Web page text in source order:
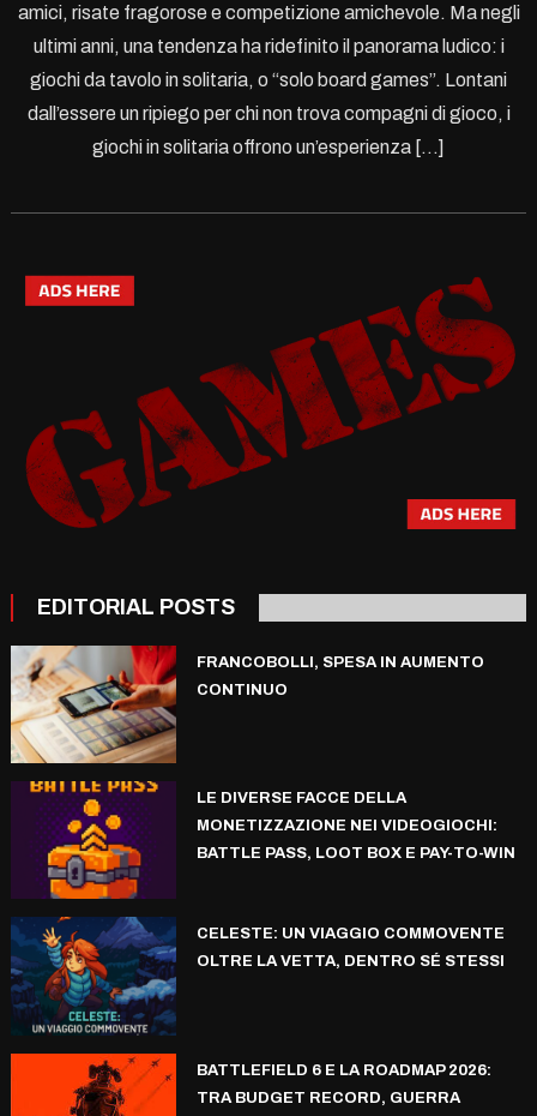
amici, risate fragorose e competizione amichevole. Ma negli
ultimi anni, una tendenza ha ridefinito il panorama ludico: i
giochi da tavolo in solitaria, o “solo board games”. Lontani
dall’essere un ripiego per chi non trova compagni di gioco, i
giochi in solitaria offrono un’esperienza […]
EDITORIAL POSTS
FRANCOBOLLI, SPESA IN AUMENTO
CONTINUO
LE DIVERSE FACCE DELLA
MONETIZZAZIONE NEI VIDEOGIOCHI:
BATTLE PASS, LOOT BOX E PAY-TO-WIN
CELESTE: UN VIAGGIO COMMOVENTE
OLTRE LA VETTA, DENTRO SÉ STESSI
BATTLEFIELD 6 E LA ROADMAP 2026:
TRA BUDGET RECORD, GUERRA